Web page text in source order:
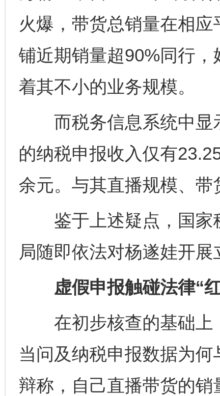
火爆，带货总销量在相
铺近期销量超90%同行
着其不小的业务规模。
而税务信息系统中显
的纳税申报收入仅有
余元。与其直播规模、
鉴于上述疑点，国家
局随即依法对杨遂娃开展
虚假申报触碰法律“红
在初步核查的基础上
当问及纳税申报数据为
辩称，自己直播带货的